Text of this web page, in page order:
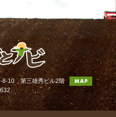
8-10 第三雄秀ビル2階